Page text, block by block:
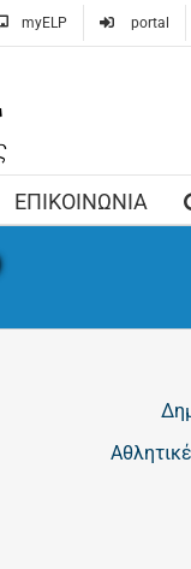
myELP portal
ΕΠΙΚΟΙΝΩΝΙΑ